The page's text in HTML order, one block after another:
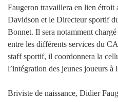
Faugeron travaillera en lien étroit
Davidson et le Directeur sportif
Bonnet. Il sera notamment
entre les différents services du
staff sportif, il coordonnera la
l’intégration des jeunes joueurs à
Briviste de naissance, Didier